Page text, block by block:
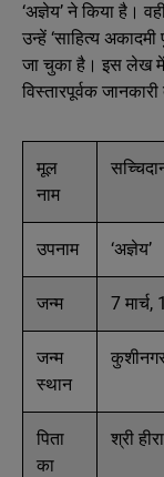
‘अज्ञेय’ ने किया है।
उन्हें ‘साहित्य
जा चुका है। इस लेख
विस्तारपूर्वक
मूल
नाम
उपनाम ‘अज्ञेय’
जन्म 7 मार्च,
जन्म
स्थान
पिता
का
श्री